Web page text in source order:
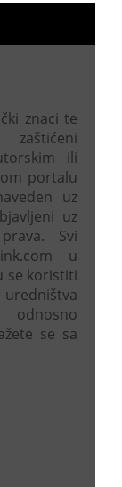
znaci te
ili
portalu
uz
uz
Svi
u
se koristiti
se sa